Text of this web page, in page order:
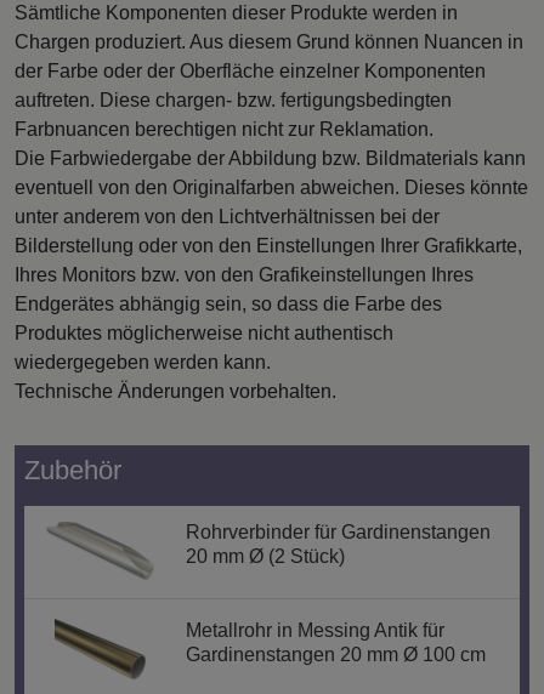
Sämtliche Komponenten dieser Produkte werden in
Chargen produziert. Aus diesem Grund können Nuancen in
der Farbe oder der Oberfläche einzelner Komponenten
auftreten. Diese chargen- bzw. fertigungsbedingten
Farbnuancen berechtigen nicht zur Reklamation.
Die Farbwiedergabe der Abbildung bzw. Bildmaterials kann
eventuell von den Originalfarben abweichen. Dieses könnte
unter anderem von den Lichtverhältnissen bei der
Bilderstellung oder von den Einstellungen Ihrer Grafikkarte,
Ihres Monitors bzw. von den Grafikeinstellungen Ihres
Endgerätes abhängig sein, so dass die Farbe des
Produktes möglicherweise nicht authentisch
wiedergegeben werden kann.
Technische Änderungen vorbehalten.
Zubehör
Rohrverbinder für Gardinenstangen
20 mm Ø (2 Stück)
Metallrohr in Messing Antik für
Gardinenstangen 20 mm Ø 100 cm